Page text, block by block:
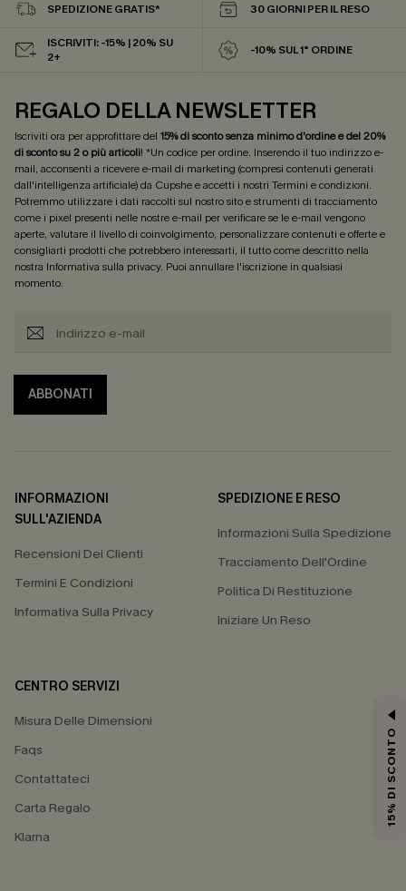
SPEDIZIONE GRATIS* 30 GIORNI PER IL RESO
ISCRIVITI: -15% | 20% SU
2+
-10% SUL 1° ORDINE
REGALO DELLA NEWSLETTER
Iscriviti ora per approfittare del 15% di sconto senza minimo d'ordine e del 20%
di sconto su 2 o più articoli! *Un codice per ordine. Inserendo il tuo indirizzo e-
mail, acconsenti a ricevere e-mail di marketing (compresi contenuti generati
dall'intelligenza artificiale) da Cupshe e accetti i nostri Termini e condizioni.
Potremmo utilizzare i dati raccolti sul nostro sito e strumenti di tracciamento
come i pixel presenti nelle nostre e-mail per verificare se le e-mail vengono
aperte, valutare il livello di coinvolgimento, personalizzare contenuti e offerte e
consigliarti prodotti che potrebbero interessarti, il tutto come descritto nella
nostra Informativa sulla privacy. Puoi annullare l'iscrizione in qualsiasi
momento.
ABBONATI
INFORMAZIONI
SULL'AZIENDA
Recensioni Dei Clienti
Termini E Condizioni
Informativa Sulla Privacy
SPEDIZIONE E RESO
Informazioni Sulla Spedizione
Tracciamento Dell'Ordine
Politica Di Restituzione
Iniziare Un Reso
CENTRO SERVIZI
Misura Delle Dimensioni
Faqs
Contattateci
Carta Regalo
Klarna
15% DI SCONTO